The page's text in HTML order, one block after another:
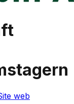
web